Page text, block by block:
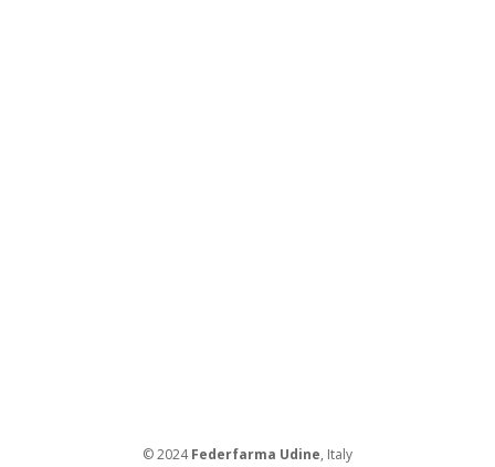
© 2024Federfarma Udine, Italy